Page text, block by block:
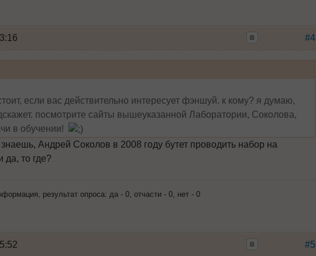
#4
если вас действительно интересует фэншуй. к кому? я думаю,
посмотрите сайты вышеуказанной Лаборатории, Соколова,
в обучении!
Андрей Cоколов в 2008 году бутет проводить набор на
да, то где?
результат опроса: да - 0, отчасти - 0, нет - 0
#5